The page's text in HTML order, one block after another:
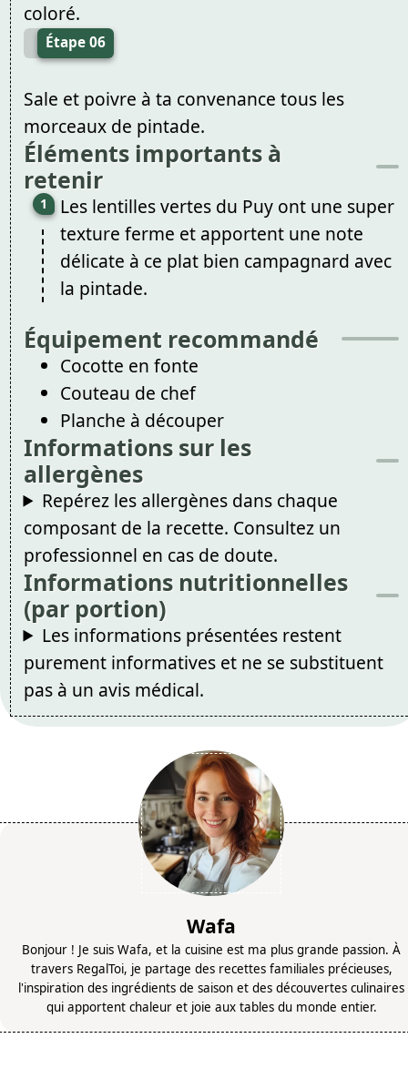
coloré.
Étape 06
Sale et poivre à ta convenance tous les
morceaux de pintade.
Éléments importants à
retenir
Les lentilles vertes du Puy ont une super
texture ferme et apportent une note
délicate à ce plat bien campagnard avec
la pintade.
Équipement recommandé
Cocotte en fonte
Couteau de chef
Planche à découper
Informations sur les
allergènes
Repérez les allergènes dans chaque
composant de la recette. Consultez un
professionnel en cas de doute.
Informations nutritionnelles
(par portion)
Les informations présentées restent
purement informatives et ne se substituent
pas à un avis médical.
Wafa
Bonjour ! Je suis Wafa, et la cuisine est ma plus grande passion. À
travers RegalToi, je partage des recettes familiales précieuses,
l'inspiration des ingrédients de saison et des découvertes culinaires
qui apportent chaleur et joie aux tables du monde entier.